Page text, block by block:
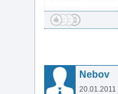
Nebov
20.01.2011